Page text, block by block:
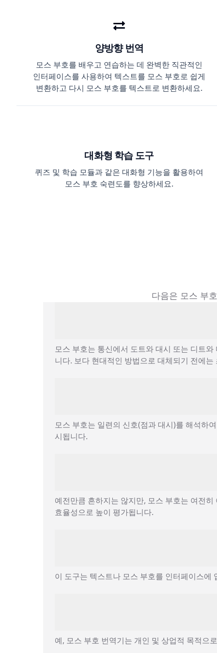
양방향 번역
모스 부호를 배우고 연습하는 데 완벽한 직관적인
인터페이스를 사용하여 텍스트를 모스 부호로 쉽게
변환하고 다시 모스 부호를 텍스트로 변환하세요.
대화형 학습 도구
퀴즈 및 학습 모듈과 같은 대화형 기능을 활용하여
모스 부호 숙련도를 향상하세요.
다음은 모스 부
모스 부호는 통신에서 도트와 대시 또는 디트
니다. 보다 현대적인 방법으로 대체되기 전에
모스 부호는 일련의 신호(점과 대시)를 해석하
시됩니다.
예전만큼 흔하지는 않지만, 모스 부호는 여전
효율성으로 높이 평가됩니다.
이 도구는 텍스트나 모스 부호를 인터페이스
예, 모스 부호 번역기는 개인 및 상업적 목적으